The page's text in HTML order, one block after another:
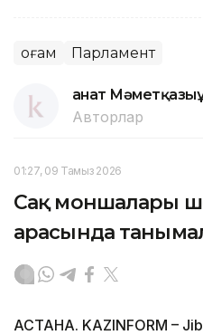
Қоғам Парламент
Қанат
Авторлар
01:27, 09 Тамыз 2026
Сақ моншалары
арасында
АСТАНА. KAZINFORM –